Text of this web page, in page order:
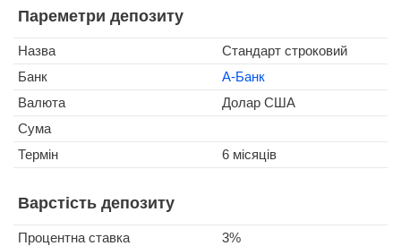
Пареметри депозиту
Назва
Стандарт строковий
Банк
А-Банк
Валюта
Долар США
Сума
Термін
6 місяців
Варстість депозиту
Процентна ставка
3%